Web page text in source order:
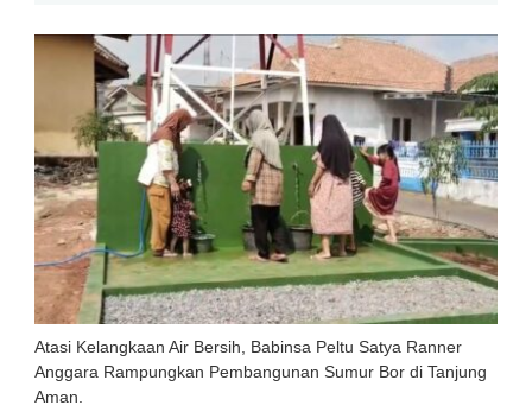
Atasi Kelangkaan Air Bersih, Babinsa Peltu Satya Ranner
Anggara Rampungkan Pembangunan Sumur Bor di Tanjung
Aman.